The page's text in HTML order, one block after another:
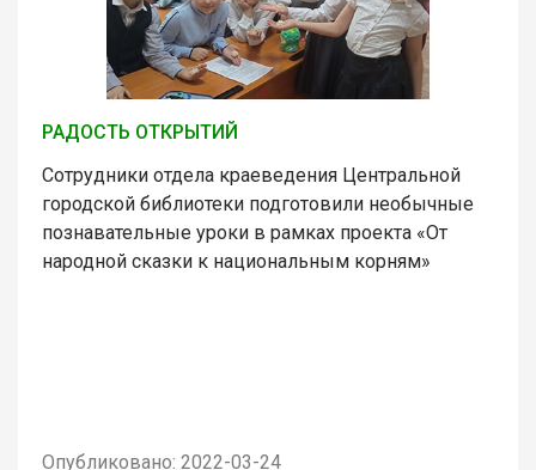
РАДОСТЬ ОТКРЫТИЙ
Сотрудники отдела краеведения Центральной
городской библиотеки подготовили необычные
познавательные уроки в рамках проекта «От
народной сказки к национальным корням»
Опубликовано: 2022-03-24